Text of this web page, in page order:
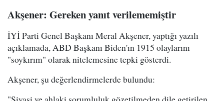
Akşener: Gereken yanıt verilememiştir
İYİ Parti Genel Başkanı Meral Akşener, yaptığı yazılı
açıklamada, ABD Başkanı Biden'ın 1915 olaylarını
"soykırım" olarak nitelemesine tepki gösterdi.
Akşener, şu değerlendirmelerde bulundu: